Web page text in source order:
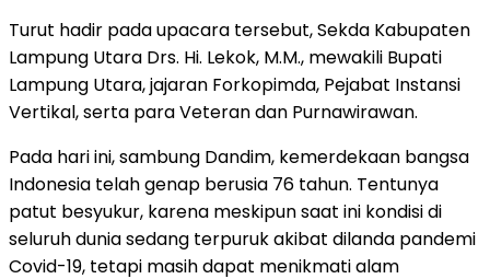
Turut hadir pada upacara tersebut, Sekda Kabupaten
Lampung Utara Drs. Hi. Lekok, M.M., mewakili Bupati
Lampung Utara, jajaran Forkopimda, Pejabat Instansi
Vertikal, serta para Veteran dan Purnawirawan.
Pada hari ini, sambung Dandim, kemerdekaan bangsa
Indonesia telah genap berusia 76 tahun. Tentunya
patut besyukur, karena meskipun saat ini kondisi di
seluruh dunia sedang terpuruk akibat dilanda pandemi
Covid-19, tetapi masih dapat menikmati alam